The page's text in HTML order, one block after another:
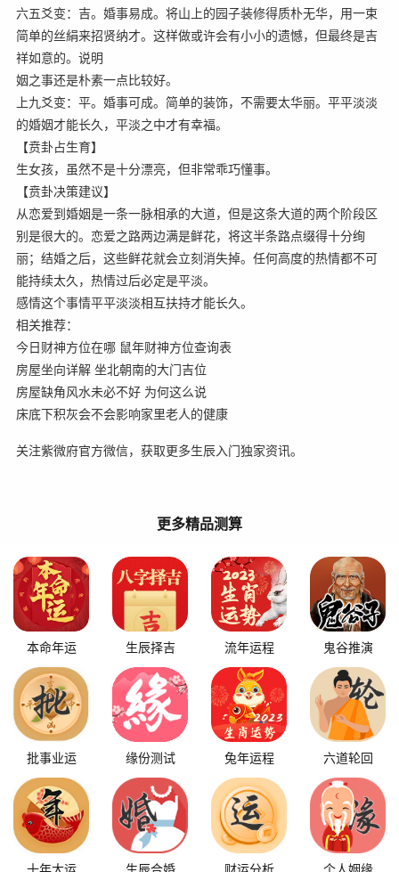
六五爻变：吉。婚事易成。将山上的园子装修得质朴无华，用一束
简单的丝絹来招贤纳才。这样做或许会有小小的遗憾，但最终是吉
祥如意的。说明
姻之事还是朴素一点比较好。
上九爻变：平。婚事可成。简单的装饰，不需要太华丽。平平淡淡
的婚姻才能长久，平淡之中才有幸福。
【贲卦占生育】
生女孩，虽然不是十分漂亮，但非常乖巧懂事。
【贲卦决策建议】
从恋爱到婚姻是一条一脉相承的大道，但是这条大道的两个阶段区
别是很大的。恋爱之路两边满是鲜花，将这半条路点缀得十分绚
丽；结婚之后，这些鲜花就会立刻消失掉。任何高度的热情都不可
能持续太久，热情过后必定是平淡。
感情这个事情平平淡淡相互扶持才能长久。
相关推荐：
今日财神方位在哪 鼠年财神方位查询表
房屋坐向详解 坐北朝南的大门吉位
房屋缺角风水未必不好 为何这么说
床底下积灰会不会影响家里老人的健康
关注紫微府官方微信，获取更多生辰入门独家资讯。
更多精品测算
本命年运 生辰择吉 流年运程 鬼谷推演
批事业运 缘份测试 兔年运程 六道轮回